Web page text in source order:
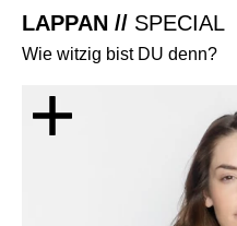
LAPPAN // SPECIAL
Wie witzig bist DU denn?